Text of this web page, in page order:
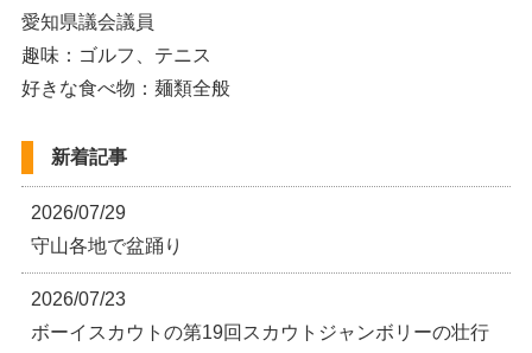
愛知県議会議員
趣味：ゴルフ、テニス
好きな食べ物：麺類全般
新着記事
2026/07/29
守山各地で盆踊り
2026/07/23
ボーイスカウトの第19回スカウトジャンボリーの壮行